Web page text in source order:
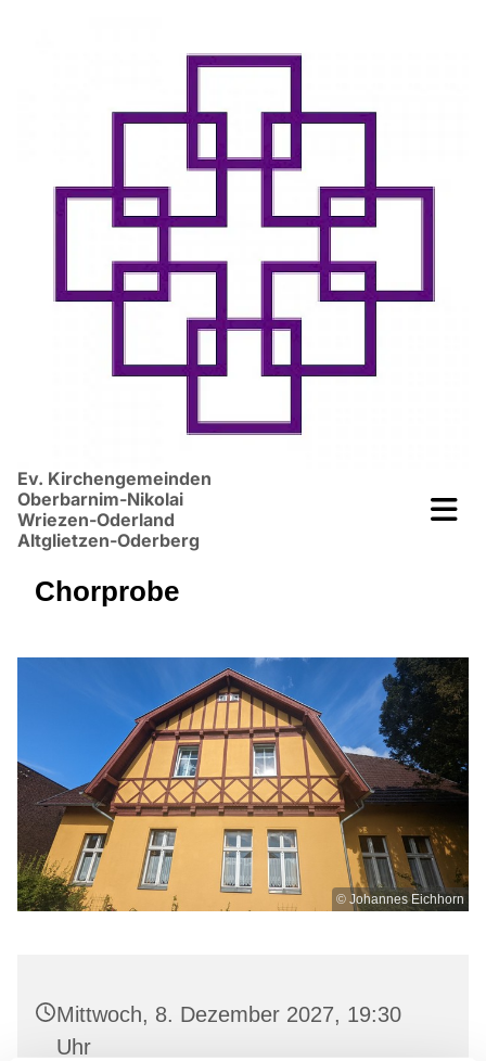
Ev. Kirchengemeinden
Oberbarnim-Nikolai
Wriezen-Oderland
Altglietzen-Oderberg
Chorprobe
© Johannes Eichhorn
Mittwoch, 8. Dezember 2027, 19:30
Uhr